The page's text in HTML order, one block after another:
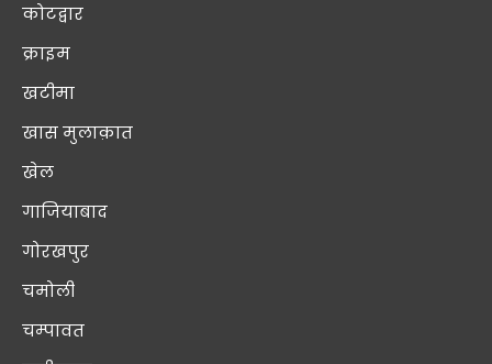
कोटद्वार
क्राइम
खटीमा
खास मुलाक़ात
खेल
गाजियाबाद
गोरखपुर
चमोली
चम्पावत